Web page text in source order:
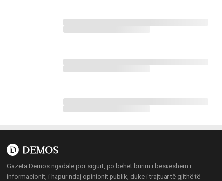
Gazeta Demos ngadalë por sigurt, po bëhet burim i besueshëm i
informacionit, i hapur ndaj opinionit publik, duke i trajtuar të gjithë të